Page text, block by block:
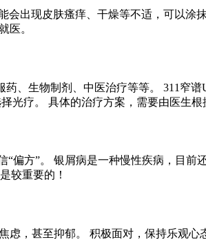
出现皮肤瘙痒、干燥等不适，可以涂
医。
、生物制剂、中医治疗等等。 311窄
疗。 具体的治疗方案，需要由医生
偏方”。 银屑病是一种慢性疾病，目前
较重要的！
，甚至抑郁。 积极面对，保持乐观